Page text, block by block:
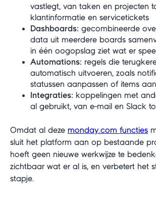
vastlegt, van taken en projecten
klantinformatie en servicetickets
Dashboards: gecombineerde
data uit meerdere boards
in één oogopslag ziet wat er
Automations: regels die
automatisch uitvoeren, zoals
statussen aanpassen of items
Integraties: koppelingen met
al gebruikt, van e-mail en Slack
Omdat al deze monday.com functies
sluit het platform aan op bestaande
hoeft geen nieuwe werkwijze te
zichtbaar wat er al is, en verbetert het
stapje.